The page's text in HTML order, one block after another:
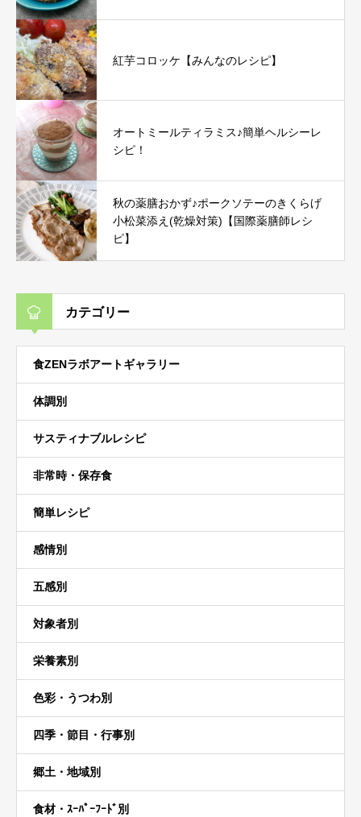
紅芋コロッケ【みんなのレシピ】
オートミールティラミス♪簡単ヘルシーレ
シピ！
秋の薬膳おかず♪ポークソテーのきくらげ
小松菜添え(乾燥対策)【国際薬膳師レシ
ピ】
カテゴリー
食ZENラボアートギャラリー
体調別
サスティナブルレシピ
非常時・保存食
簡単レシピ
感情別
五感別
対象者別
栄養素別
色彩・うつわ別
四季・節目・行事別
郷土・地域別
食材・ｽｰﾊﾟｰﾌｰﾄﾞ別